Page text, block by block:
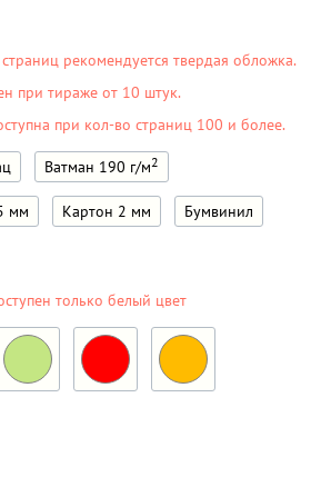
рекомендуется твердая обложка.
при тираже от 10 штук.
при кол-во страниц 100 и более.
Ватман 190 г/м2
мм Картон 2 мм Бумвинил
только белый цвет